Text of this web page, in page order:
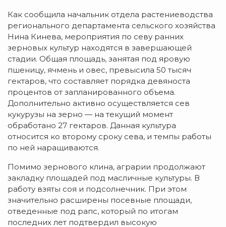
Как сообщила начальник отдела растениеводства
регионального департамента сельского хозяйства
Нина Кинева, мероприятия по севу ранних
зерновых культур находятся в завершающей
стадии. Общая площадь, занятая под яровую
пшеницу, ячмень и овес, превысила 50 тысяч
гектаров, что составляет порядка девяноста
процентов от запланированного объема.
Дополнительно активно осуществляется сев
кукурузы на зерно — на текущий момент
обработано 27 гектаров. Данная культура
относится ко второму сроку сева, и темпы работы
по ней наращиваются.
Помимо зернового клина, аграрии продолжают
закладку площадей под масличные культуры. В
работу взяты соя и подсолнечник. При этом
значительно расширены посевные площади,
отведенные под рапс, который по итогам
последних лет подтвердил высокую